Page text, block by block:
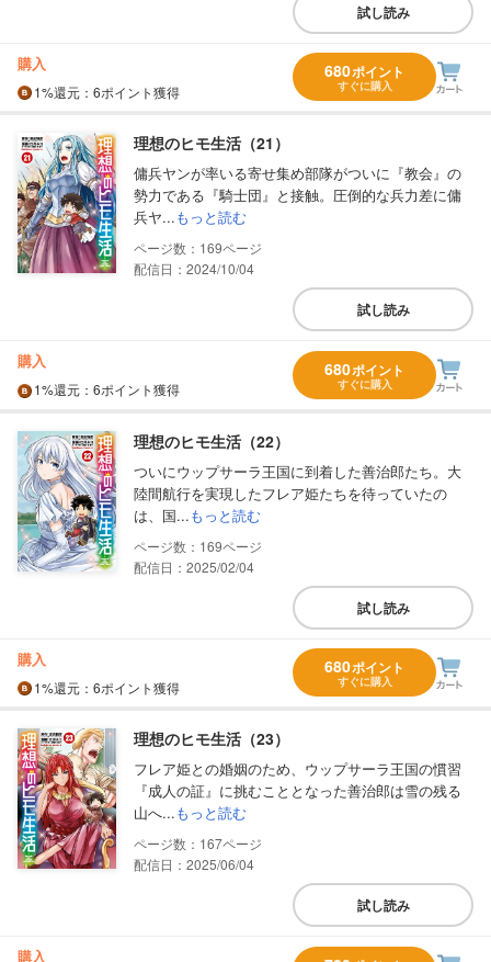
試し読み
購入
1%還元 ：6ポイント獲得
680ポイント
すぐに購入
理想のヒモ生活（21）
傭兵ヤンが率いる寄せ集め部隊がついに『教会』の
勢力である『騎士団』と接触。圧倒的な兵力差に傭
兵ヤ...もっと読む
169
配信日：2024/10/04
試し読み
購入
1%還元 ：6ポイント獲得
680ポイント
すぐに購入
理想のヒモ生活（22）
ついにウップサーラ王国に到着した善治郎たち。大
陸間航行を実現したフレア姫たちを待っていたの
は、国...もっと読む
169
配信日：2025/02/04
試し読み
購入
1%還元 ：6ポイント獲得
680ポイント
すぐに購入
理想のヒモ生活（23）
フレア姫との婚姻のため、ウップサーラ王国の慣習
『成人の証』に挑むこととなった善治郎は雪の残る
山へ...もっと読む
167
配信日：2025/06/04
試し読み
購入